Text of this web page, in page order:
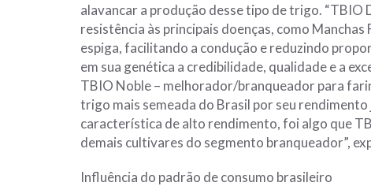
alavancar a produção desse tipo de trigo. “TBIO
resistência às principais doenças, como
espiga, facilitando a condução e reduzindo
em sua genética a credibilidade, qualidade e a
TBIO Noble – melhorador/branqueador para
trigo mais semeada do Brasil por seu
característica de alto rendimento, foi algo que
demais cultivares do segmento branqueador”,
Influência do padrão de consumo brasileiro